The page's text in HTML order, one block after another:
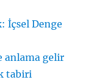
İçsel Denge
anlama gelir
tabiri